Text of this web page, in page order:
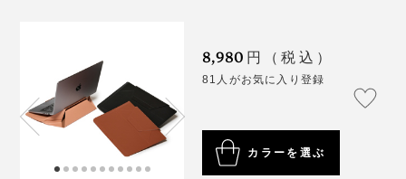
かけ、改良を重ね、ついに軽量＆極薄でシームレスな
「ノートパソコン一体型スタンド」の開発に成功しまし
た。
手触りはレザーそのもので、とっても滑らか。バッグの
PCポケットにもスーッと入れられるところも気に入っ
ています。
た布で拭いてください。 内部にはアルコールを使用し
ないでください。 8,980 円（税込）
81人がお気に入り登録
カラーを選ぶ